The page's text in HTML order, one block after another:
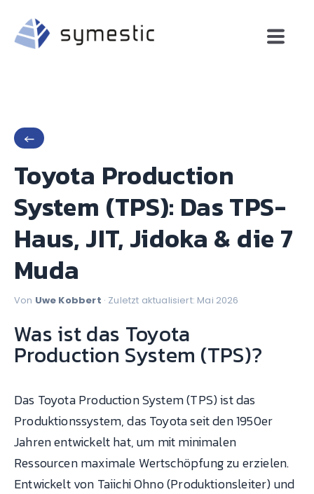
←
Toyota Production
System (TPS): Das TPS-
Haus, JIT, Jidoka & die 7
Muda
Von Uwe Kobbert · Zuletzt aktualisiert: Mai 2026
Was ist das Toyota
Production System (TPS)?
Das Toyota Production System (TPS) ist das
Produktionssystem, das Toyota seit den 1950er
Jahren entwickelt hat, um mit minimalen
Ressourcen maximale Wertschöpfung zu erzielen.
Entwickelt von Taiichi Ohno (Produktionsleiter) und